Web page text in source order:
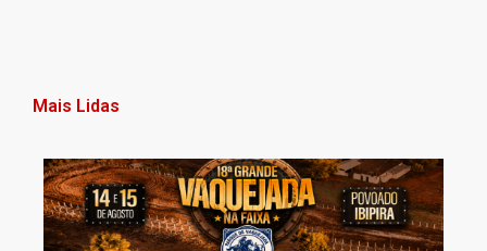
Mais Lidas